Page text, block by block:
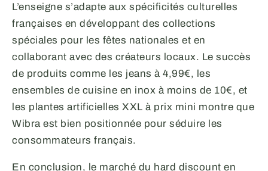
L’enseigne s’adapte aux spécificités culturelles
françaises en développant des collections
spéciales pour les fêtes nationales et en
collaborant avec des créateurs locaux. Le succès
de produits comme les jeans à 4,99€, les
ensembles de cuisine en inox à moins de 10€, et
les plantes artificielles XXL à prix mini montre que
Wibra est bien positionnée pour séduire les
consommateurs français.
En conclusion, le marché du hard discount en